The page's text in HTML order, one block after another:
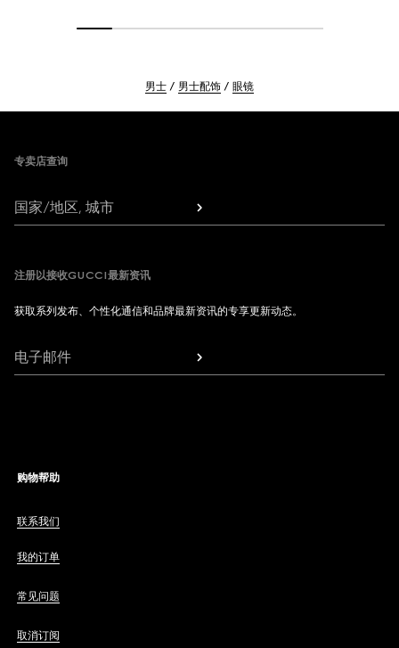
男士 男士配饰 眼镜
专卖店查询
国家/地区, 城市
注册以接收GUCCI最新资讯
获取系列发布、个性化通信和品牌最新资讯的专享更新动态。
电子邮件
购物帮助
联系我们
我的订单
常见问题
取消订阅